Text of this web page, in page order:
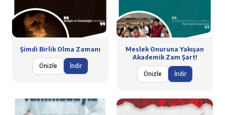
Şimdi Birlik Olma Zamanı
Önizle İndir
Meslek Onuruna Yakışan
Akademik Zam Şart!
Önizle İndir